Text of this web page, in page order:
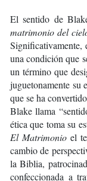
El sentido de
matrimonio del
Significativamente,
una condición que
un término que
juguetonamente su
que se ha
Blake llama
ética que toma su
El Matrimonio el
cambio de
la Biblia,
confeccionada a